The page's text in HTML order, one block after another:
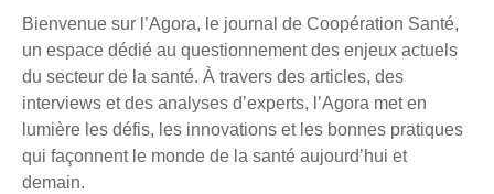
Bienvenue sur l’Agora, le journal de Coopération Santé,
un espace dédié au questionnement des enjeux actuels
du secteur de la santé. À travers des articles, des
interviews et des analyses d’experts, l’Agora met en
lumière les défis, les innovations et les bonnes pratiques
qui façonnent le monde de la santé aujourd’hui et
demain.